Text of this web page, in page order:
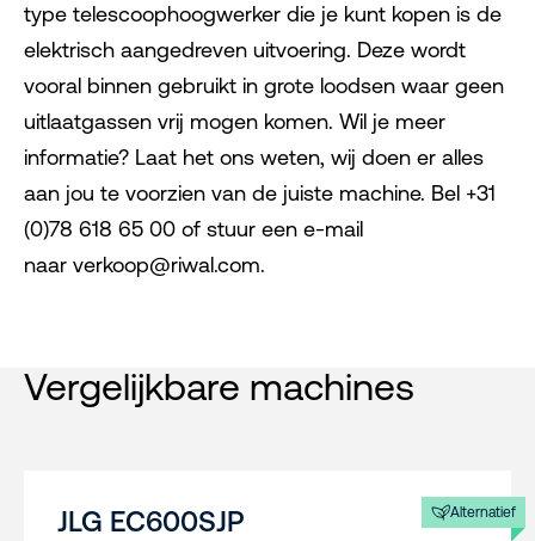
type telescoophoogwerker die je kunt kopen is de
elektrisch aangedreven uitvoering. Deze wordt
vooral binnen gebruikt in grote loodsen waar geen
uitlaatgassen vrij mogen komen. Wil je meer
informatie? Laat het ons weten, wij doen er alles
aan jou te voorzien van de juiste machine. Bel +31
(0)78 618 65 00 of stuur een e-mail
naar verkoop@riwal.com.
Vergelijkbare machines
Alternatief
JLG EC600SJP